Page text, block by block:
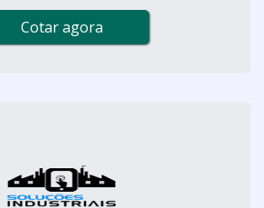
Cotar agora